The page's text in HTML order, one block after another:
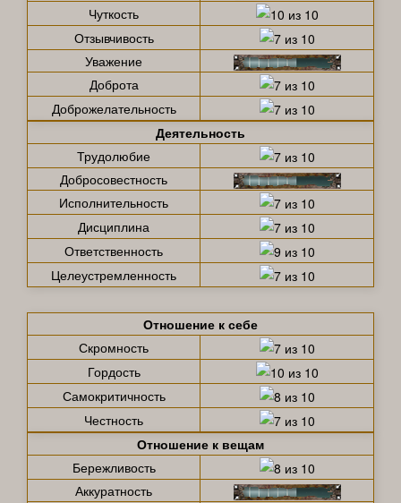
Чуткость
Отзывчивость
Уважение
Доброта
Доброжелательность
Деятельность
Трудолюбие
Добросовестность
Исполнительность
Дисциплина
Ответственность
Целеустремленность
Отношение к себе
Скромность
Гордость
Самокритичность
Честность
Отношение к вещам
Бережливость
Аккуратность